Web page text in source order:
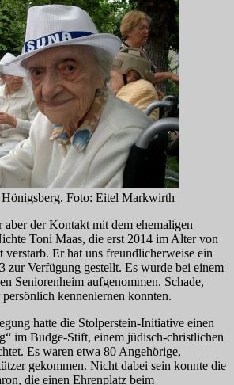
Foto: Eitel Markwirth
aber der Kontakt mit dem ehemaligen
Toni Maas, die erst 2014 im Alter von
verstarb. Er hat uns freundlicherweise ein
zur Verfügung gestellt. Es wurde bei einem
Seniorenheim aufgenommen. Schade,
kennenlernen konnten.
hatte die Stolperstein-Initiative einen
im Budge-Stift, einem jüdisch-christlichen
Es waren etwa 80 Angehörige,
gekommen. Nicht dabei sein konnte die
die einen Ehrenplatz beim